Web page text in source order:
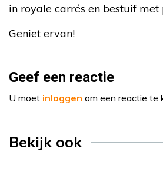
in royale carrés en bestuif met
Geniet ervan!
Geef een reactie
U moet inloggen om een reactie te
Bekijk ook